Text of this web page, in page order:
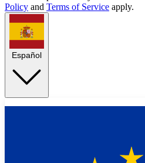
Policy and Terms of Service apply.
Español